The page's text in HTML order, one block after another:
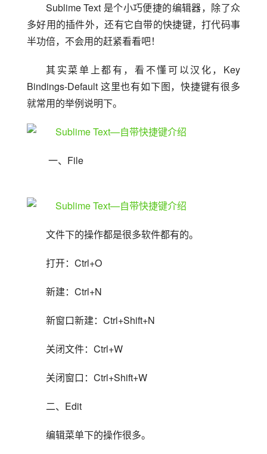
Sublime Text 是个小巧便捷的编辑器，除了众
多好用的插件外，还有它自带的快捷键，打代码事
半功倍，不会用的赶紧看看吧！
其实菜单上都有，看不懂可以汉化，Key
Bindings-Default 这里也有如下图，快捷键有很多
就常用的举例说明下。
一、File
文件下的操作都是很多软件都有的。
打开：Ctrl+O
新建：Ctrl+N
新窗口新建：Ctrl+Shift+N
关闭文件：Ctrl+W
关闭窗口：Ctrl+Shift+W
二、Edit
编辑菜单下的操作很多。